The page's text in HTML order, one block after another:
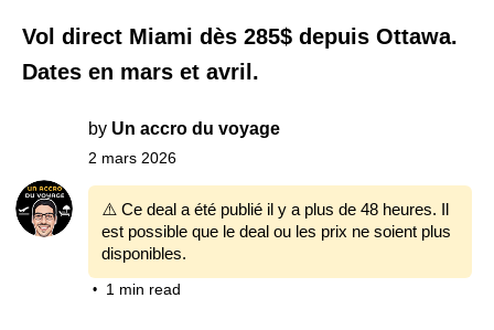
Vol direct Miami dès 285$ depuis Ottawa.
Dates en mars et avril.
by Un accro du voyage
2 mars 2026
⚠️ Ce deal a été publié il y a plus de 48 heures. Il
est possible que le deal ou les prix ne soient plus
disponibles.
• 1 min read